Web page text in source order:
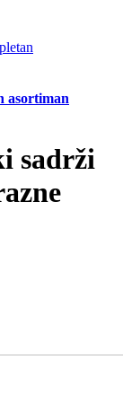
asortiman
sadrži